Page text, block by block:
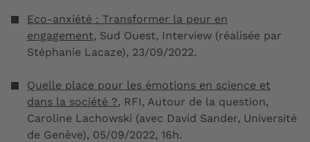
Eco-anxiété : Transformer la peur en
engagement, Sud Ouest, Interview (réalisée par
Stéphanie Lacaze), 23/09/2022.
Quelle place pour les émotions en science et
dans la société ?, RFI, Autour de la question,
Caroline Lachowski (avec David Sander, Université
de Genève), 05/09/2022, 16h.